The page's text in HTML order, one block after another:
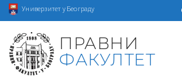
Универзитет у Београду
ПРАВНИ
ФАКУЛТЕТ